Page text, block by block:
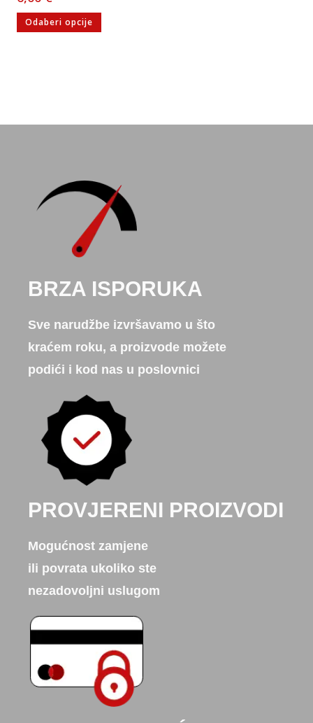
Odaberi opcije
BRZA ISPORUKA
Sve narudžbe izvršavamo u što
kraćem roku, a proizvode možete
podići i kod nas u poslovnici
PROVJERENI PROIZVODI
Mogućnost zamjene
ili povrata ukoliko ste
nezadovoljni uslugom